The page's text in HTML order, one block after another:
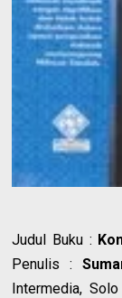
Judul Buku :
Penulis :
Intermedia,